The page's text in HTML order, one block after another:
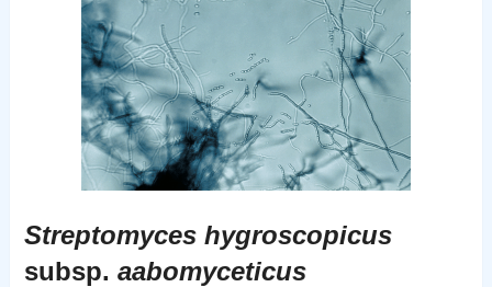
Streptomyces hygroscopicus
subsp. aabomyceticus